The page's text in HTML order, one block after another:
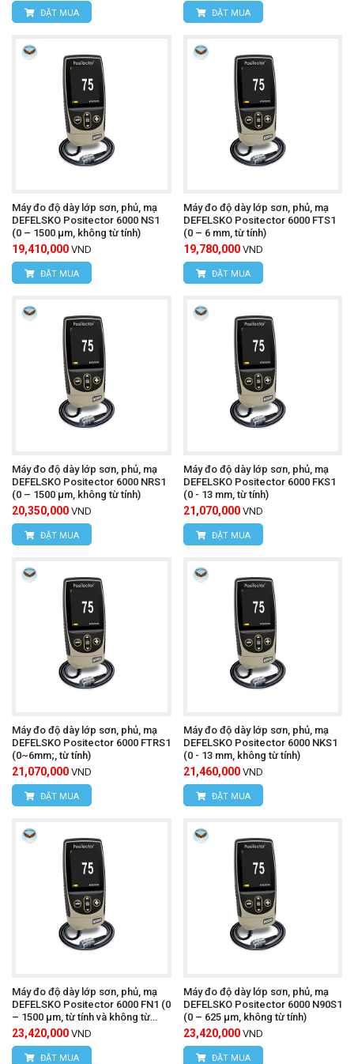
ĐẶT MUA ĐẶT MUA
Máy đo độ dày lớp sơn, phủ, mạ
DEFELSKO Positector 6000 NS1
(0 – 1500 µm, không từ tính)
19,410,000 VND
ĐẶT MUA
Máy đo độ dày lớp sơn, phủ, mạ
DEFELSKO Positector 6000 FTS1
(0 – 6 mm, từ tính)
19,780,000 VND
ĐẶT MUA
Máy đo độ dày lớp sơn, phủ, mạ
DEFELSKO Positector 6000 NRS1
(0 – 1500 µm, không từ tính)
20,350,000 VND
ĐẶT MUA
Máy đo độ dày lớp sơn, phủ, mạ
DEFELSKO Positector 6000 FKS1
(0 - 13 mm, từ tính)
21,070,000 VND
ĐẶT MUA
Máy đo độ dày lớp sơn, phủ, mạ
DEFELSKO Positector 6000 FTRS1
(0~6mm;, từ tính)
21,070,000 VND
ĐẶT MUA
Máy đo độ dày lớp sơn, phủ, mạ
DEFELSKO Positector 6000 NKS1
(0 - 13 mm, không từ tính)
21,460,000 VND
ĐẶT MUA
Máy đo độ dày lớp sơn, phủ, mạ
DEFELSKO Positector 6000 FN1 (0
– 1500 µm, từ tính và không từ
tính)
23,420,000 VND
ĐẶT MUA
Máy đo độ dày lớp sơn, phủ, mạ
DEFELSKO Positector 6000 N90S1
(0 – 625 µm, không từ tính)
23,420,000 VND
ĐẶT MUA